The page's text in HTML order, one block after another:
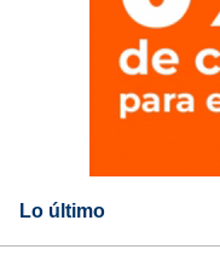
Lo último